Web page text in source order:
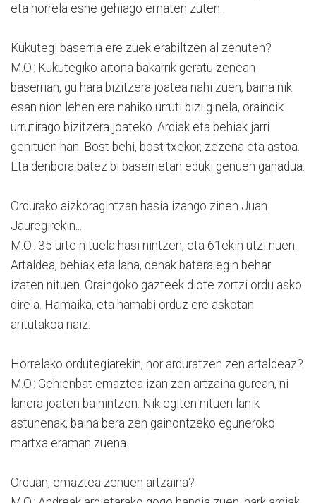
eta horrela esne gehiago ematen zuten.
Kukutegi baserria ere zuek erabiltzen al zenuten?
M.O.: Kukutegiko aitona bakarrik geratu zenean
baserrian, gu hara bizitzera joatea nahi zuen, baina nik
esan nion lehen ere nahiko urruti bizi ginela, oraindik
urrutirago bizitzera joateko. Ardiak eta behiak jarri
genituen han. Bost behi, bost txekor, zezena eta astoa.
Eta denbora batez bi baserrietan eduki genuen ganadua.
Ordurako aizkoragintzan hasia izango zinen Juan
Jauregirekin...
M.O.: 35 urte nituela hasi nintzen, eta 61ekin utzi nuen.
Artaldea, behiak eta lana, denak batera egin behar
izaten nituen. Oraingoko gazteek diote zortzi ordu asko
direla. Hamaika, eta hamabi orduz ere askotan
aritutakoa naiz.
Horrelako ordutegiarekin, nor arduratzen zen artaldeaz?
M.O.: Gehienbat emaztea izan zen artzaina gurean, ni
lanera joaten bainintzen. Nik egiten nituen lanik
astunenak, baina bera zen gainontzeko eguneroko
martxa eraman zuena.
Orduan, emaztea zenuen artzaina?